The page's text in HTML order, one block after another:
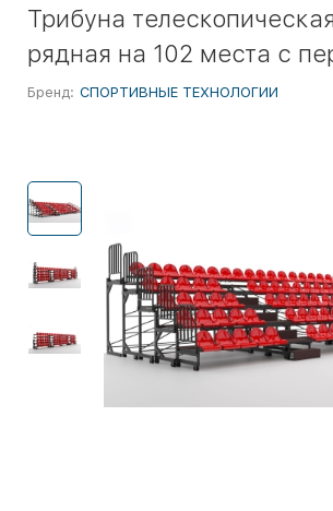
Трибуна
рядная на 102 места с
Бренд: СПОРТИВНЫЕ ТЕХНОЛОГИИ